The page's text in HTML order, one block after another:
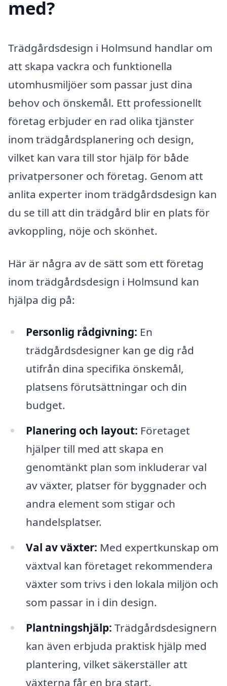
med?
Trädgårdsdesign i Holmsund handlar om
att skapa vackra och funktionella
utomhusmiljöer som passar just dina
behov och önskemål. Ett professionellt
företag erbjuder en rad olika tjänster
inom trädgårdsplanering och design,
vilket kan vara till stor hjälp för både
privatpersoner och företag. Genom att
anlita experter inom trädgårdsdesign kan
du se till att din trädgård blir en plats för
avkoppling, nöje och skönhet.
Här är några av de sätt som ett företag
inom trädgårdsdesign i Holmsund kan
hjälpa dig på:
Personlig rådgivning: En
trädgårdsdesigner kan ge dig råd
utifrån dina specifika önskemål,
platsens förutsättningar och din
budget.
Planering och layout: Företaget
hjälper till med att skapa en
genomtänkt plan som inkluderar val
av växter, platser för byggnader och
andra element som stigar och
handelsplatser.
Val av växter: Med expertkunskap om
växtval kan företaget rekommendera
växter som trivs i den lokala miljön och
som passar in i din design.
Plantningshjälp: Trädgårdsdesignern
kan även erbjuda praktisk hjälp med
plantering, vilket säkerställer att
växterna får en bra start.